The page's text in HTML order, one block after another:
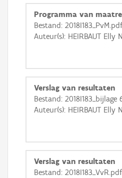
Programma van
Bestand: 2018I183_PvM.pdf
Auteur(s): HEIRBAUT Elly
Verslag van resultaten
Bestand:
Auteur(s): HEIRBAUT Elly
Verslag van resultaten
Bestand: 2018I183_VvR.pdf